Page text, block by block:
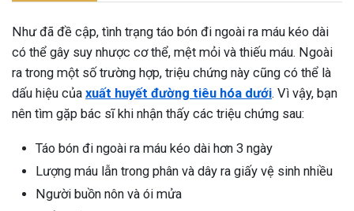
Như đã đề cập, tình trạng táo bón đi ngoài ra máu kéo dài
có thể gây suy nhược cơ thể, mệt mỏi và thiếu máu. Ngoài
ra trong một số trường hợp, triệu chứng này cũng có thể là
dấu hiệu của xuất huyết đường tiêu hóa dưới. Vì vậy, bạn
nên tìm gặp bác sĩ khi nhận thấy các triệu chứng sau:
Táo bón đi ngoài ra máu kéo dài hơn 3 ngày
Lượng máu lẫn trong phân và dây ra giấy vệ sinh nhiều
Người buồn nôn và ói mửa